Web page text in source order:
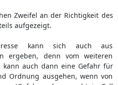
Zweifel an der Richtigkeit des
aufgezeigt.
kann sich auch aus
ergeben, denn vom weiteren
kann auch dann eine Gefahr für
Ordnung ausgehen, wenn von